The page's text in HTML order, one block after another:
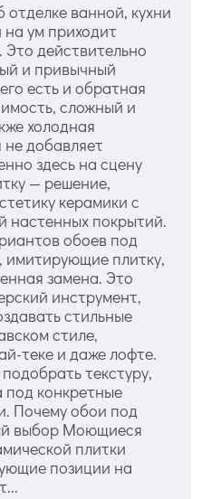
отделке ванной, кухни
ум приходит
Это действительно
и привычный
есть и обратная
сложный и
холодная
не добавляет
здесь на сцену
— решение,
керамики с
настенных покрытий.
обоев под
имитирующие плитку,
замена. Это
инструмент,
стильные
стиле,
теке и даже лофте.
текстуру,
под конкретные
Почему обои под
выбор Моющиеся
плитки
позиции на